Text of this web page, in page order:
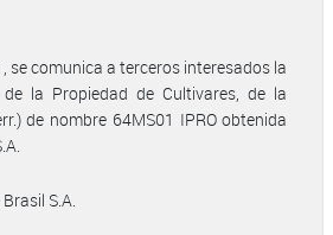
se comunica a terceros interesados la
la Propiedad de Cultivares, de la
de nombre 64MS01 IPRO obtenida
S.A.